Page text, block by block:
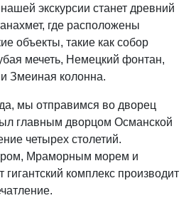
экскурсии станет древний
где расположены
объекты, такие как собор
мечеть, Немецкий фонтан,
и Змеиная колонна.
мы отправимся во дворец
главным дворцом Османской
четырех столетий.
Мраморным морем и
комплекс производит